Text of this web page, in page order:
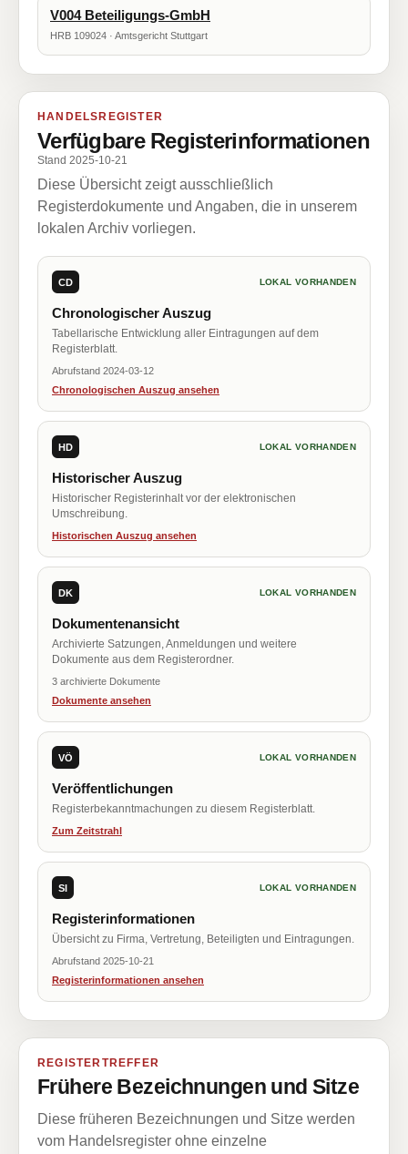
V004 Beteiligungs-GmbH
HRB 109024 · Amtsgericht Stuttgart
HANDELSREGISTER
Verfügbare Registerinformationen
Stand 2025-10-21
Diese Übersicht zeigt ausschließlich
Registerdokumente und Angaben, die in unserem
lokalen Archiv vorliegen.
CD LOKAL VORHANDEN
Chronologischer Auszug
Tabellarische Entwicklung aller Eintragungen auf dem
Registerblatt.
Abrufstand 2024-03-12
Chronologischen Auszug ansehen
HD LOKAL VORHANDEN
Historischer Auszug
Historischer Registerinhalt vor der elektronischen
Umschreibung.
Historischen Auszug ansehen
DK LOKAL VORHANDEN
Dokumentenansicht
Archivierte Satzungen, Anmeldungen und weitere
Dokumente aus dem Registerordner.
3 archivierte Dokumente
Dokumente ansehen
VÖ LOKAL VORHANDEN
Veröffentlichungen
Registerbekanntmachungen zu diesem Registerblatt.
Zum Zeitstrahl
SI LOKAL VORHANDEN
Registerinformationen
Übersicht zu Firma, Vertretung, Beteiligten und Eintragungen.
Abrufstand 2025-10-21
Registerinformationen ansehen
REGISTERTREFFER
Frühere Bezeichnungen und Sitze
Diese früheren Bezeichnungen und Sitze werden
vom Handelsregister ohne einzelne